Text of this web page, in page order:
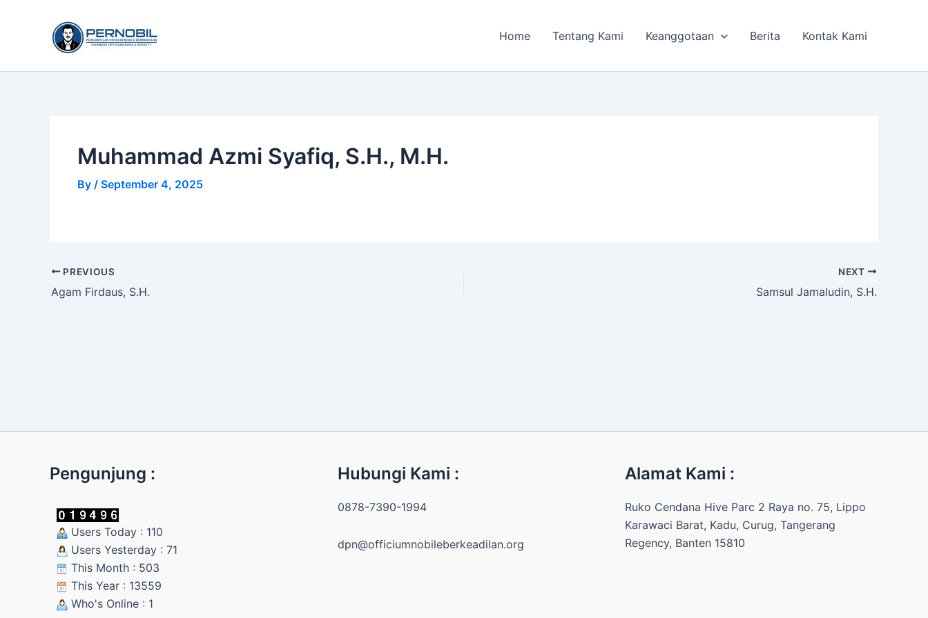
Home Tentang Kami Keanggotaan Berita Kontak Kami
Muhammad Azmi Syafiq, S.H., M.H.
By / September 4, 2025
PREVIOUS
Agam Firdaus, S.H.
NEXT
Samsul Jamaludin, S.H.
Pengunjung :
Users Today : 110
Users Yesterday : 71
This Month : 503
This Year : 13559
Who's Online : 1
Hubungi Kami :
0878-7390-1994
dpn@officiumnobileberkeadilan.org
Alamat Kami :
Ruko Cendana Hive Parc 2 Raya no. 75, Lippo
Karawaci Barat, Kadu, Curug, Tangerang
Regency, Banten 15810